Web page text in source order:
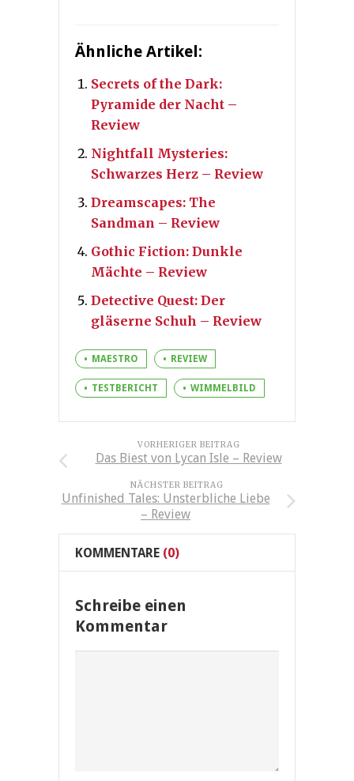
Ähnliche Artikel:
Secrets of the Dark:
Pyramide der Nacht –
Review
Nightfall Mysteries:
Schwarzes Herz – Review
Dreamscapes: The
Sandman – Review
Gothic Fiction: Dunkle
Mächte – Review
Detective Quest: Der
gläserne Schuh – Review
MAESTRO REVIEW
TESTBERICHT WIMMELBILD
VORHERIGER BEITRAG
Das Biest von Lycan Isle – Review
NÄCHSTER BEITRAG
Unfinished Tales: Unsterbliche Liebe
– Review
KOMMENTARE (0)
Schreibe einen
Kommentar